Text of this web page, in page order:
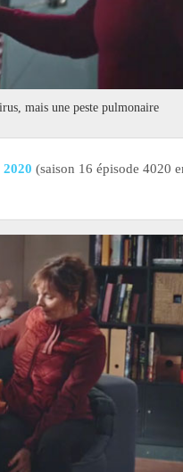
mais une peste pulmonaire
(saison 16 épisode 4020